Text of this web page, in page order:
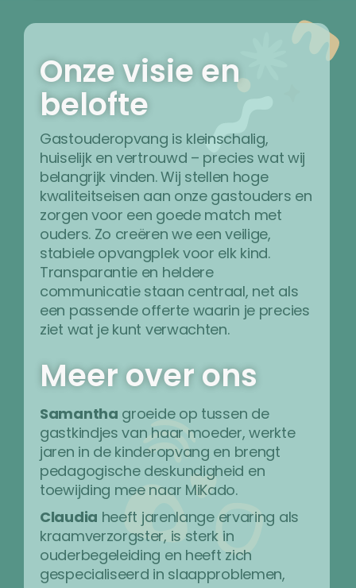
Onze visie en
belofte
Gastouderopvang is kleinschalig,
huiselijk en vertrouwd – precies wat wij
belangrijk vinden. Wij stellen hoge
kwaliteitseisen aan onze gastouders en
zorgen voor een goede match met
ouders. Zo creëren we een veilige,
stabiele opvangplek voor elk kind.
Transparantie en heldere
communicatie staan centraal, net als
een passende offerte waarin je precies
ziet wat je kunt verwachten.
Meer over ons
Samantha groeide op tussen de
gastkindjes van haar moeder, werkte
jaren in de kinderopvang en brengt
pedagogische deskundigheid en
toewijding mee naar MiKado.
Claudia heeft jarenlange ervaring als
kraamverzorgster, is sterk in
ouderbegeleiding en heeft zich
gespecialiseerd in slaapproblemen,